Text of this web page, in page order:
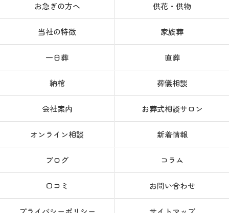
お急ぎの方へ 供花・供物
当社の特徴 家族葬
一日葬 直葬
納棺 葬儀相談
会社案内 お葬式相談サロン
オンライン相談 新着情報
ブログ コラム
口コミ お問い合わせ